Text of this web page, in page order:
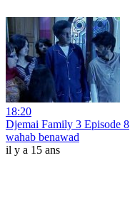
18:20
Djemai Family 3 Episode 8
wahab benawad
il y a 15 ans